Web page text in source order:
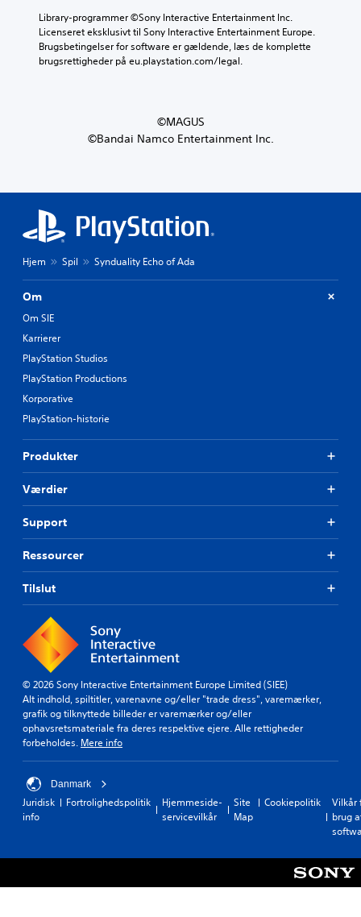
Library-programmer ©Sony Interactive Entertainment Inc.
Licenseret eksklusivt til Sony Interactive Entertainment Europe.
Brugsbetingelser for software er gældende, læs de komplette
brugsrettigheder på eu.playstation.com/legal.
©MAGUS
©Bandai Namco Entertainment Inc.
Hjem Spil Synduality Echo of Ada
Om
Om SIE
Karrierer
PlayStation Studios
PlayStation Productions
Korporative
PlayStation-historie
Produkter
Værdier
Support
Ressourcer
Tilslut
© 2026 Sony Interactive Entertainment Europe Limited (SIEE)
Alt indhold, spiltitler, varenavne og/eller "trade dress", varemærker,
grafik og tilknyttede billeder er varemærker og/eller
ophavsretsmateriale fra deres respektive ejere. Alle rettigheder
forbeholdes. Mere info
Danmark
Juridisk
info
Fortrolighedspolitik
Hjemmeside-
servicevilkår
Site
Map
Cookiepolitik
Vilkår
brug